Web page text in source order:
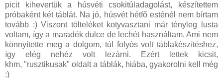
picit kihevertük a húsvéti csokitúladagolást, készítettem
próbaként két táblát. Na jó, húsvét hétfő esténél nem bírtam
tovább :) Viszont tölteléket kotyvasztani már tényleg lusta
voltam, így a maradék dulce de lechét használtam. Ami nem
könnyítette meg a dolgom, túl folyós volt táblakészítéshez,
így elég nehéz volt lezárni. Ezért lettek kicsit,
khm, "rusztikusak" oldalt a táblák, hiába, gyakorolni kell még
:)